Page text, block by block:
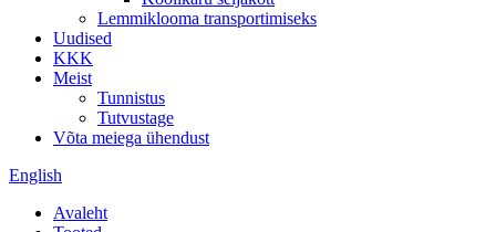
Lemmiklooma transportimiseks
Uudised
KKK
Meist
Tunnistus
Tutvustage
Võta meiega ühendust
English
Avaleht